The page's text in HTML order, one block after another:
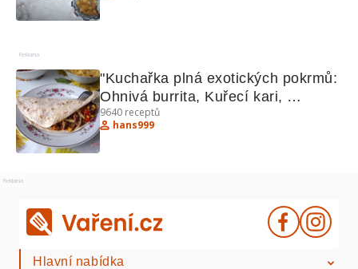
Reklama
"Kuchařka plná exotických pokrmů:
Ohnivá burrita, Kuřecí kari,
Hradečtí votroci"
9640 receptů
hans999
Reklama
Hlavní nabídka